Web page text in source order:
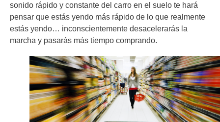
sonido rápido y constante del carro en el suelo te hará
pensar que estás yendo más rápido de lo que realmente
estás yendo… inconscientemente desacelerarás la
marcha y pasarás más tiempo comprando.